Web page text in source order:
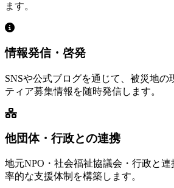
ます。
情報発信・啓発
SNSや公式ブログを通じて、被災地の
ティア募集情報を随時発信します。
他団体・行政との連携
地元NPO・社会福祉協議会・行政と
率的な支援体制を構築します。